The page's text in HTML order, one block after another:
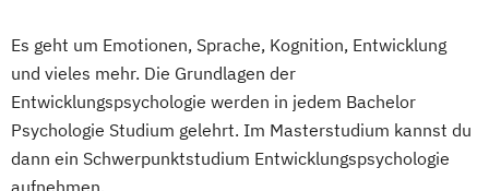
Es geht um Emotionen, Sprache, Kognition, Entwicklung
und vieles mehr. Die Grundlagen der
Entwicklungspsychologie werden in jedem Bachelor
Psychologie Studium gelehrt. Im Masterstudium kannst du
dann ein Schwerpunktstudium Entwicklungspsychologie
aufnehmen.